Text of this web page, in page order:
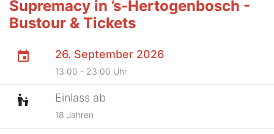
Supremacy in ’s-Hertogenbosch -
Bustour & Tickets
event 26. September 2026
13:00 - 23:00 Uhr
escalator_warning Einlass ab
18 Jahren